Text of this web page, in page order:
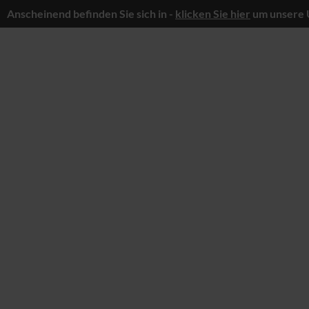
Anscheinend befinden Sie sich in - klicken Sie hier um unsere